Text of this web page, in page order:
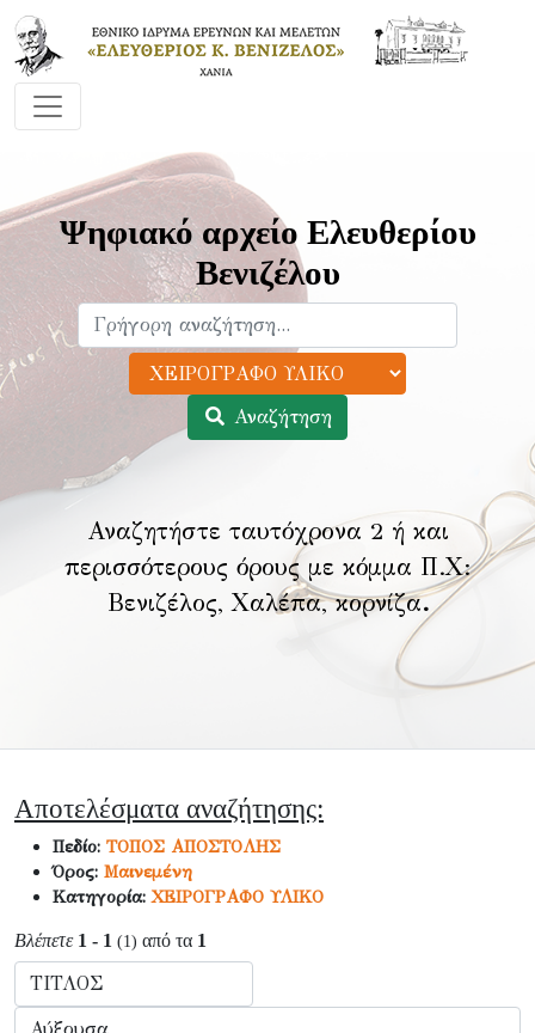
Ψηφιακό αρχείο Ελευθερίου
Βενιζέλου
Αναζήτηση
Αναζητήστε ταυτόχρονα 2 ή και
περισσότερους όρους με κόμμα Π.Χ:
Βενιζέλος, Χαλέπα, κορνίζα.
Αποτελέσματα αναζήτησης:
Πεδίο: ΤΟΠΟΣ ΑΠΟΣΤΟΛΗΣ
Όρος: Μαινεμένη
Κατηγορία:ΧΕΙΡΟΓΡΑΦΟ ΥΛΙΚΟ
Βλέπετε 1 - 1 (1) από τα 1